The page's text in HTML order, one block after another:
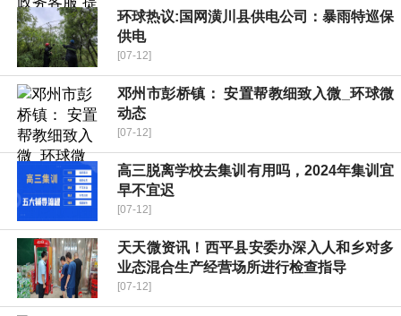
环球热议:​国网潢川县供电公司：暴雨特巡保
供电
[07-12]
邓州市彭桥镇： 安置帮教细致入微_环球微
动态
[07-12]
高三脱离学校去集训有用吗，2024年集训宜
早不宜迟
[07-12]
天天微资讯！​西平县安委办深入人和乡对多
业态混合生产经营场所进行检查指导
[07-12]